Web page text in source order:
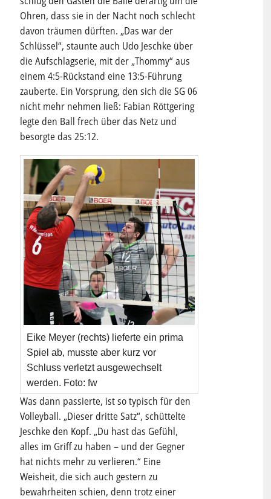
Ohren, dass sie in der Nacht noch schlecht
davon träumen dürften. „Das war der
Schlüssel“, staunte auch Udo Jeschke über
die Aufschlagserie, mit der „Thommy“ aus
einem 4:5-Rückstand eine 13:5-Führung
zauberte. Ein Vorsprung, den sich die SG 06
nicht mehr nehmen ließ: Fabian Röttgering
legte den Ball frech über das Netz und
besorgte das 25:12.
Eike Meyer (rechts) lieferte ein prima
Spiel ab, musste aber kurz vor
Schluss verletzt ausgewechselt
werden. Foto: fw
Was dann passierte, ist so typisch für den
Volleyball. „Dieser dritte Satz“, schüttelte
Jeschke den Kopf. „Du hast das Gefühl,
alles im Griff zu haben – und der Gegner
hat nichts mehr zu verlieren.“ Eine
Weisheit, die sich auch gestern zu
bewahrheiten schien, denn trotz einer